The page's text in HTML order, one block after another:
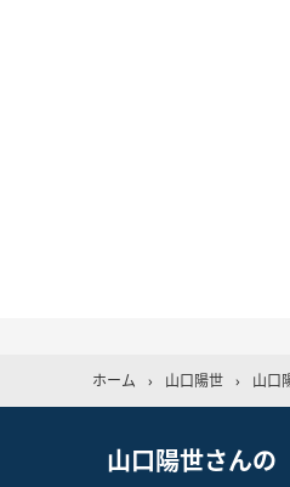
ホーム › 山口陽世 › 山口
山口陽世さんの